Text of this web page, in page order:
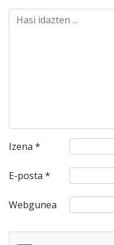
Izena *
E-posta *
Webgunea